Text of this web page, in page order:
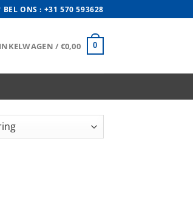
BEL ONS : +31 570 593628
/ €0,00 0